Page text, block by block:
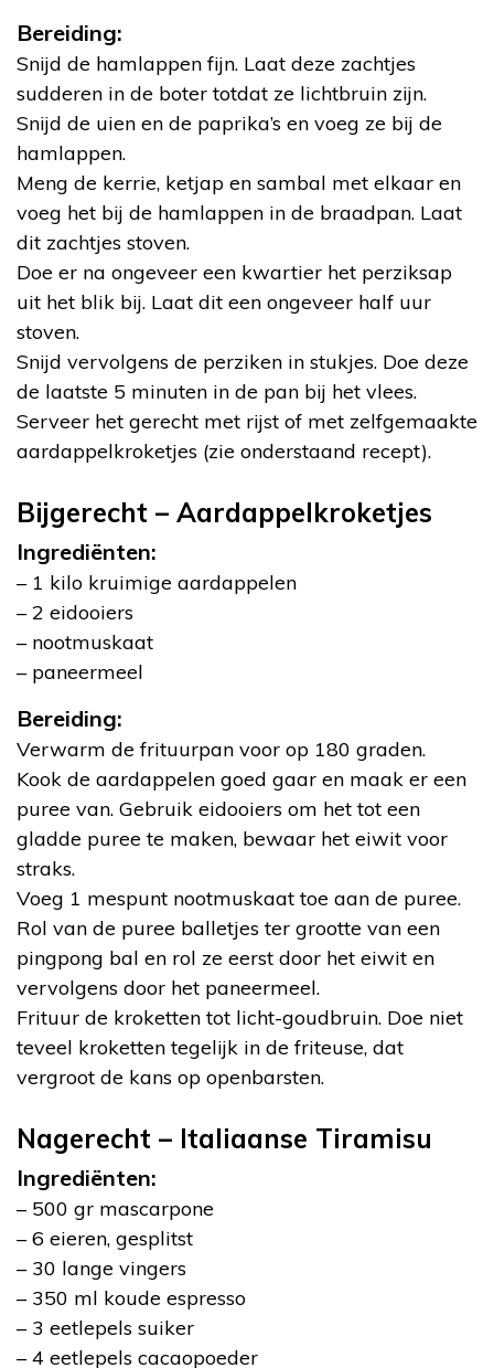
Bereiding:
Snijd de hamlappen fijn. Laat deze zachtjes
sudderen in de boter totdat ze lichtbruin zijn.
Snijd de uien en de paprika’s en voeg ze bij de
hamlappen.
Meng de kerrie, ketjap en sambal met elkaar en
voeg het bij de hamlappen in de braadpan. Laat
dit zachtjes stoven.
Doe er na ongeveer een kwartier het perziksap
uit het blik bij. Laat dit een ongeveer half uur
stoven.
Snijd vervolgens de perziken in stukjes. Doe deze
de laatste 5 minuten in de pan bij het vlees.
Serveer het gerecht met rijst of met zelfgemaakte
aardappelkroketjes (zie onderstaand recept).
Bijgerecht – Aardappelkroketjes
Ingrediënten:
– 1 kilo kruimige aardappelen
– 2 eidooiers
– nootmuskaat
– paneermeel
Bereiding:
Verwarm de frituurpan voor op 180 graden.
Kook de aardappelen goed gaar en maak er een
puree van. Gebruik eidooiers om het tot een
gladde puree te maken, bewaar het eiwit voor
straks.
Voeg 1 mespunt nootmuskaat toe aan de puree.
Rol van de puree balletjes ter grootte van een
pingpong bal en rol ze eerst door het eiwit en
vervolgens door het paneermeel.
Frituur de kroketten tot licht-goudbruin. Doe niet
teveel kroketten tegelijk in de friteuse, dat
vergroot de kans op openbarsten.
Nagerecht – Italiaanse Tiramisu
Ingrediënten:
– 500 gr mascarpone
– 6 eieren, gesplitst
– 30 lange vingers
– 350 ml koude espresso
– 3 eetlepels suiker
– 4 eetlepels cacaopoeder